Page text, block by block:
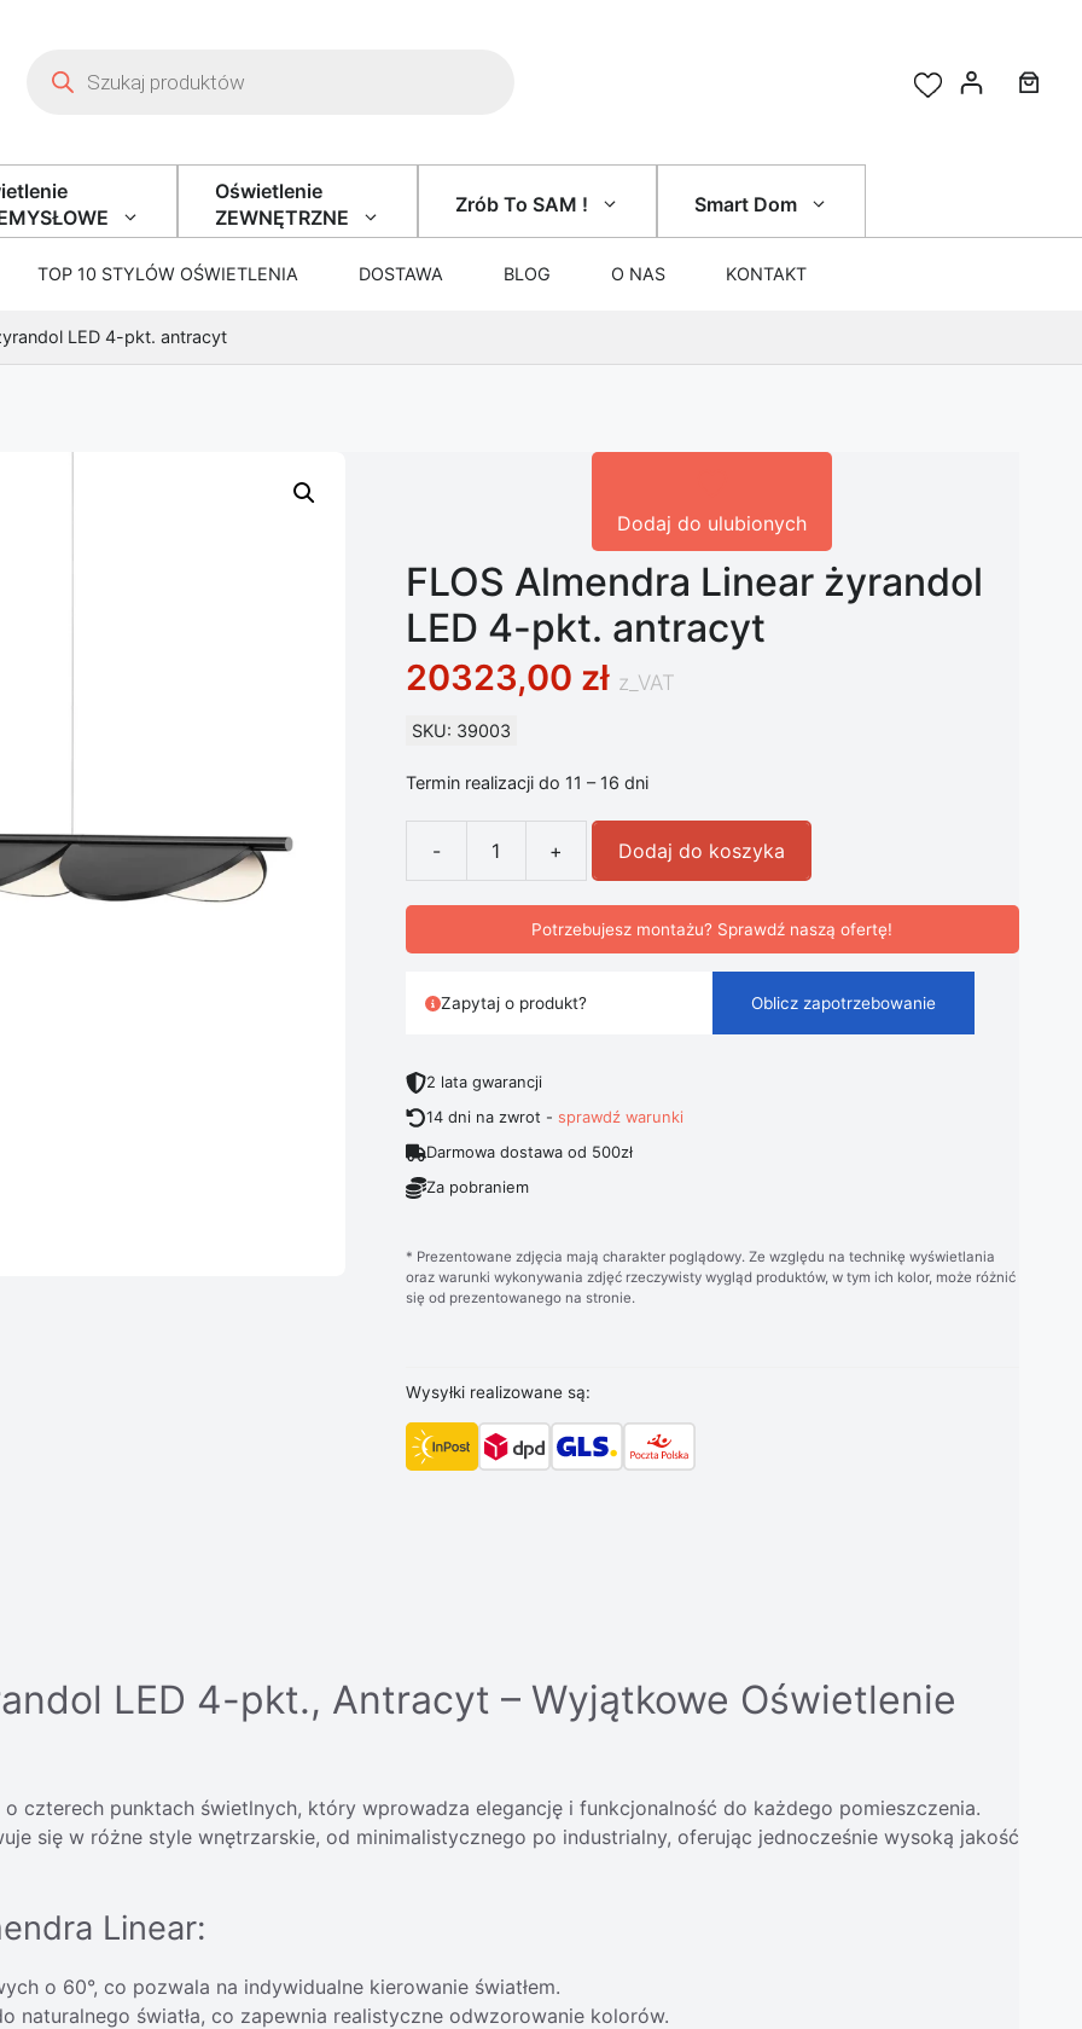
Oświetlenie
ZEWNĘTRZNE
Zrób To SAM ! Smart Dom
TOP 10 STYLÓW OŚWIETLENIA DOSTAWA BLOG O NAS KONTAKT
LED 4-pkt. antracyt
Dodaj do ulubionych
FLOS Almendra Linear żyrandol
LED 4-pkt. antracyt
20323,00 zł z_VAT
SKU: 39003
Termin realizacji do 11 – 16 dni
-
ilość FLOS Almendra Linear żyrandol LED 4-pkt. antracyt
+ Dodaj do koszyka
Potrzebujesz montażu? Sprawdź naszą ofertę!
Zapytaj o produkt? Oblicz zapotrzebowanie
2 lata gwarancji
14 dni na zwrot -sprawdź warunki
Darmowa dostawa od 500zł
Za pobraniem
* Prezentowane zdjęcia mają charakter poglądowy. Ze względu na technikę wyświetlania
oraz warunki wykonywania zdjęć rzeczywisty wygląd produktów, w tym ich kolor, może różnić
się od prezentowanego na stronie.
Wysyłki realizowane są:
LED 4-pkt., Antracyt – Wyjątkowe Oświetlenie
czterech punktach świetlnych, który wprowadza elegancję i funkcjonalność do każdego pomieszczenia.
się w różne style wnętrzarskie, od minimalistycznego po industrialny, oferując jednocześnie wysoką jakość
Linear:
o 60°, co pozwala na indywidualne kierowanie światłem.
naturalnego światła, co zapewnia realistyczne odwzorowanie kolorów.